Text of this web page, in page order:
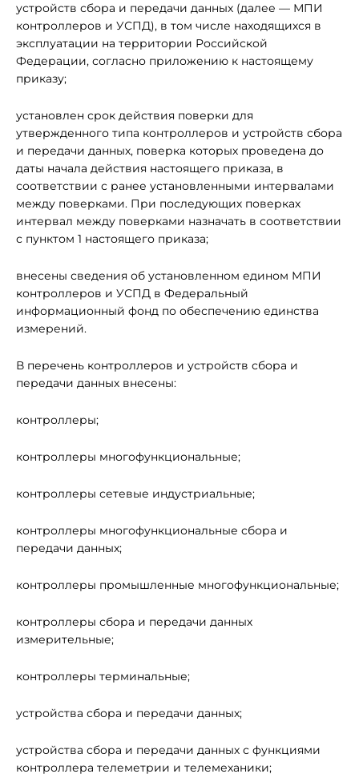
устройств сбора и передачи данных (далее — МПИ
контроллеров и УСПД), в том числе находящихся в
эксплуатации на территории Российской
Федерации, согласно приложению к настоящему
приказу;
установлен срок действия поверки для
утвержденного типа контроллеров и устройств сбора
и передачи данных, поверка которых проведена до
даты начала действия настоящего приказа, в
соответствии с ранее установленными интервалами
между поверками. При последующих поверках
интервал между поверками назначать в соответствии
с пунктом 1 настоящего приказа;
внесены сведения об установленном едином МПИ
контроллеров и УСПД в Федеральный
информационный фонд по обеспечению единства
измерений.
В перечень контроллеров и устройств сбора и
передачи данных внесены:
контроллеры;
контроллеры многофункциональные;
контроллеры сетевые индустриальные;
контроллеры многофункциональные сбора и
передачи данных;
контроллеры промышленные многофункциональные;
контроллеры сбора и передачи данных
измерительные;
контроллеры терминальные;
устройства сбора и передачи данных;
устройства сбора и передачи данных с функциями
контроллера телеметрии и телемеханики;